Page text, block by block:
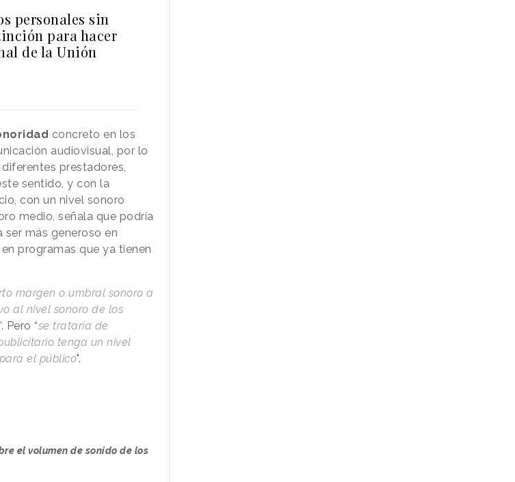
personales sin
para hacer
de la Unión
concreto en los
audiovisual, por lo
prestadores,
sentido, y con la
con un nivel sonoro
medio, señala que podría
más generoso en
programas que ya tienen
margen o umbral sonoro a
al nivel sonoro de los
”. Pero “se trataría de
tenga un nivel
el público".
el volumen de sonido de los